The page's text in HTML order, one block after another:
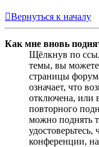
Вернуться к началу
Как мне вновь
Щёлкнув по
темы, вы можете
страницы
означает, что
отключена, или
повторного
можно поднять
конференции,